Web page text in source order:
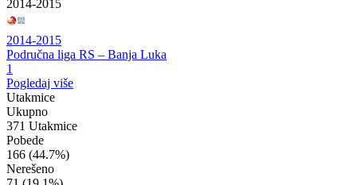
2014-2015
2014-2015
Područna liga RS – Banja Luka
1
Pogledaj više
Utakmice
Ukupno
371 Utakmice
Pobede
166 (44.7%)
Nerešeno